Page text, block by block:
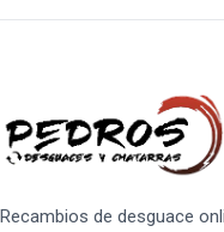
Recambios de desguace